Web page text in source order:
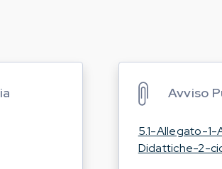
Avviso
5.1-Allegato-
Didattiche-2-